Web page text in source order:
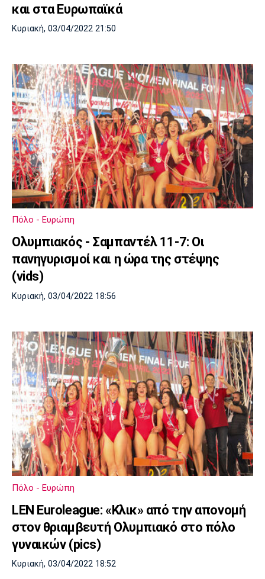
και στα Ευρωπαϊκά
Κυριακή, 03/04/2022 21:50
Πόλο - Ευρώπη
Ολυμπιακός - Σαμπαντέλ 11-7: Οι
πανηγυρισμοί και η ώρα της στέψης
(vids)
Κυριακή, 03/04/2022 18:56
Πόλο - Ευρώπη
LEN Euroleague: «Κλικ» από την απονομή
στον θριαμβευτή Ολυμπιακό στο πόλο
γυναικών (pics)
Κυριακή, 03/04/2022 18:52